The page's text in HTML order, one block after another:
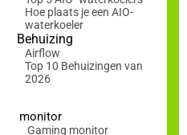
Hoe plaats je een AIO-
waterkoeler
Behuizing
Airflow
Top 10 Behuizingen van
2026
monitor
Gaming monitor